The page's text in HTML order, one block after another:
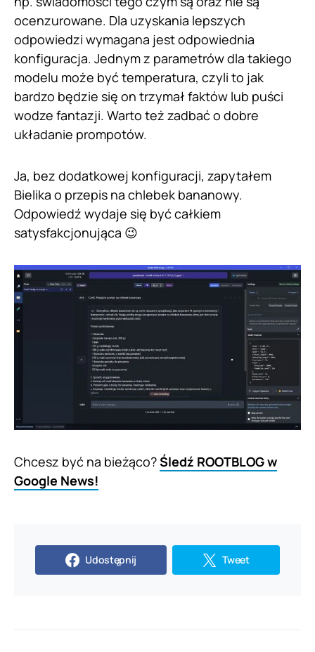
ocenzurowane. Dla uzyskania lepszych
odpowiedzi wymagana jest odpowiednia
konfiguracja. Jednym z parametrów dla takiego
modelu może być temperatura, czyli to jak
bardzo będzie się on trzymał faktów lub puści
wodze fantazji. Warto też zadbać o dobre
układanie prompotów.
Ja, bez dodatkowej konfiguracji, zapytałem
Bielika o przepis na chlebek bananowy.
Odpowiedź wydaje się być całkiem
satysfakcjonująca 😉
Chcesz być na bieżąco?Śledź ROOTBLOG w
Google News!
Udostępnij Tweet